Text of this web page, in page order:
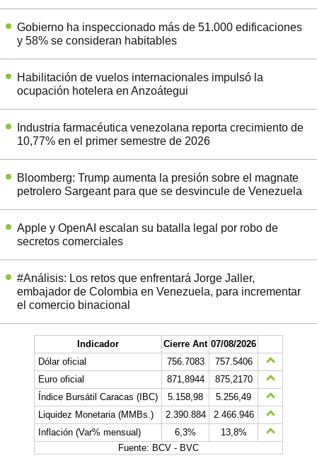
Gobierno ha inspeccionado más de 51.000 edificaciones
y 58% se consideran habitables
Habilitación de vuelos internacionales impulsó la
ocupación hotelera en Anzoátegui
Industria farmacéutica venezolana reporta crecimiento de
10,77% en el primer semestre de 2026
Bloomberg: Trump aumenta la presión sobre el magnate
petrolero Sargeant para que se desvincule de Venezuela
Apple y OpenAI escalan su batalla legal por robo de
secretos comerciales
#Análisis: Los retos que enfrentará Jorge Jaller,
embajador de Colombia en Venezuela, para incrementar
el comercio binacional
Indicador Cierre Ant 07/08/2026
Dólar oficial
756.7083
757.5406
Euro oficial
871,8944
875,2170
Índice Bursátil Caracas (IBC)
5.158,98
5.256,49
Liquidez Monetaria (MMBs.)
2.390.884
2.466.946
Inflación (Var% mensual)
6,3%
13,8%
Fuente: BCV - BVC